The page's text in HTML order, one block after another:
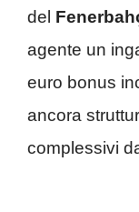
del
agente un
euro bonus
ancora
complessivi